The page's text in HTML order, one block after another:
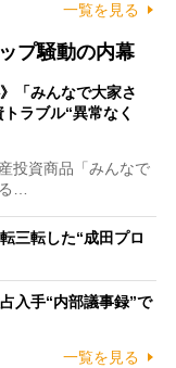
一覧を見る
プ騒動の内幕
「みんなで大家さ
ラブル“異常なく
投資商品「みんなで
…
三転した“成田プロ
入手“内部議事録”で
一覧を見る